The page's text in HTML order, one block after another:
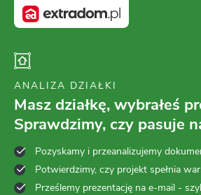
ANALIZA DZIAŁKI
Masz działkę, wybrałeś
Sprawdzimy, czy pasuje
Pozyskamy i przeanalizujemy
Potwierdzimy, czy projekt spełnia
Prześlemy prezentację na e-mail -